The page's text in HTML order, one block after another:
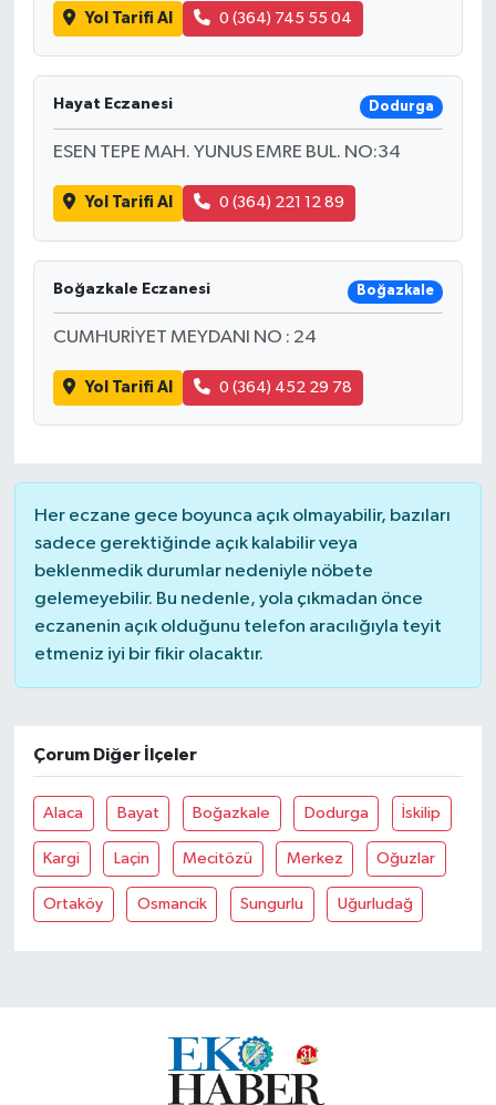
Yol Tarifi Al 0 (364) 745 55 04
Hayat Eczanesi Dodurga
ESEN TEPE MAH. YUNUS EMRE BUL. NO:34
Yol Tarifi Al 0 (364) 221 12 89
Boğazkale Eczanesi Boğazkale
CUMHURİYET MEYDANI NO : 24
Yol Tarifi Al 0 (364) 452 29 78
Her eczane gece boyunca açık olmayabilir, bazıları
sadece gerektiğinde açık kalabilir veya
beklenmedik durumlar nedeniyle nöbete
gelemeyebilir. Bu nedenle, yola çıkmadan önce
eczanenin açık olduğunu telefon aracılığıyla teyit
etmeniz iyi bir fikir olacaktır.
Çorum Diğer İlçeler
Alaca Bayat Boğazkale Dodurga İskilip
Kargi Laçin Mecitözü Merkez Oğuzlar
Ortaköy Osmancik Sungurlu Uğurludağ